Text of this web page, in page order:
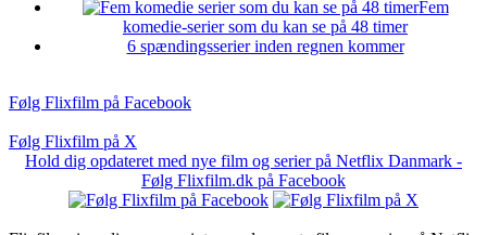
Fem
komedie-serier som du kan se på 48 timer
6 spændingsserier inden regnen kommer
Følg Flixfilm på Facebook
Følg Flixfilm på X
Hold dig opdateret med nye film og serier på Netflix Danmark -
Følg Flixfilm.dk på Facebook